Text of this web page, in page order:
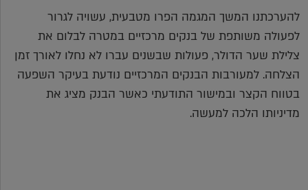
להערכתנו המשך המגמה הפרו מטבעית, עשויה לגרור
לפעולה משותפת של בנקים מרכזיים במטרה לבלום את
צלילת שער הדולר, פעולות שבשנים עברו לא נחלו לאורך זמן
הצלחה. למעורבות הבנקים המרכזיים נודעת בעיקר השפעה
בטווח הקצר ובמישור התודעתי כאשר הבנק מציג את
מדיניותו הלכה למעשה.